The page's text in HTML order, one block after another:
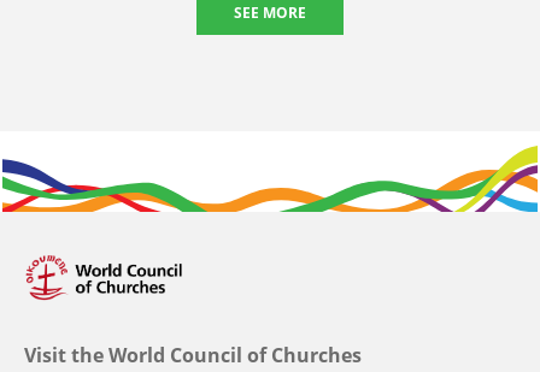
SEE MORE
Visit the World Council of Churches